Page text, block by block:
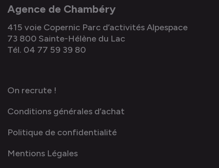
Agence de Chambéry
415 voie Copernic Parc d’activités Alpespace
73 800 Sainte-Hélène du Lac
Tél. 04 77 59 39 80
On recrute !
Conditions générales d’achat
Politique de confidentialité
Mentions Légales